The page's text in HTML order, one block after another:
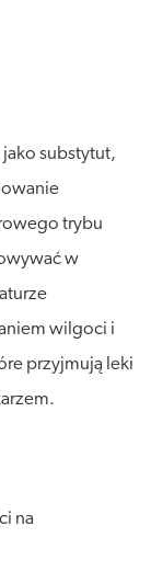
substytut,
trybu
w
wilgoci i
przyjmują leki
na